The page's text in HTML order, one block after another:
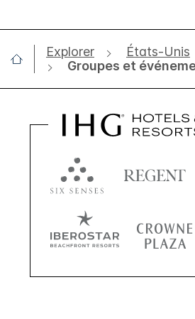
Explorer États-Unis
Groupes et